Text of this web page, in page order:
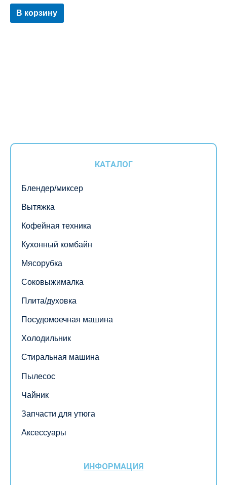
КАТАЛОГ
Блендер/миксер
Вытяжка
Кофейная техника
Кухонный комбайн
Мясорубка
Соковыжималка
Плита/духовка
Посудомоечная машина
Холодильник
Стиральная машина
Пылесос
Чайник
Запчасти для утюга
Аксессуары
ИНФОРМАЦИЯ
В корзину